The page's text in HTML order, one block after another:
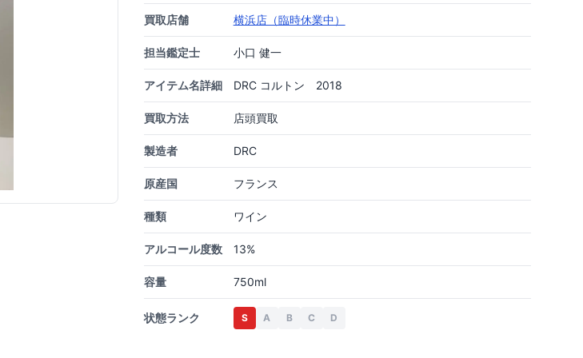
買取店舗 横浜店（臨時休業中）
担当鑑定士 小口 健一
アイテム名詳細 DRC コルトン 2018
買取方法 店頭買取
製造者 DRC
原産国 フランス
種類 ワイン
アルコール度数 13%
容量 750ml
状態ランク S A B C D